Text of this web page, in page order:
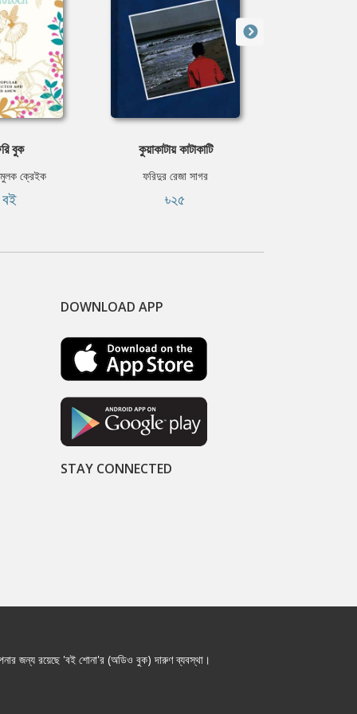
বুক
মুলক ক্রেইক
কুয়াকাটায় কাটাকাটি
ফরিদুর রেজা সাগর
৳২৫
DOWNLOAD APP
STAY CONNECTED
জন্য রয়েছে 'বই শোনা'র (অডিও বুক) দারুণ ব্যবস্থা।